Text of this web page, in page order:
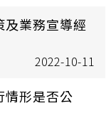
業務宣導經
2022-10-11
情形是否公